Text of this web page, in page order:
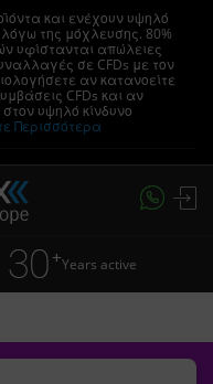
και ενέχουν υψηλό
της μόχλευσης. 80%
υφίστανται απώλειες
σε CFDs με τον
αν κατανοείτε
CFDs και αν
υψηλό κίνδυνο
Περισσότερα
Years active